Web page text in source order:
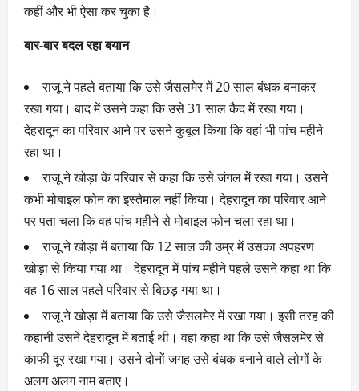
कहीं और भी ऐसा कर चुका है।
बार-बार बदल रहा बयान
राजू ने पहले बताया कि उसे जैसलमेर में 20 साल बंधक बनाकर
रखा गया। बाद में उसने कहा कि उसे 31 साल कैद में रखा गया।
देहरादून का परिवार आने पर उसने कुबूल किया कि वहां भी पांच महीने
रहा था।
राजू ने खोड़ा के परिवार से कहा कि उसे जंगल में रखा गया। उसने
कभी मोबाइल फोन का इस्तेमाल नहीं किया। देहरादून का परिवार आने
पर पता चला कि वह पांच महीने से मोबाइल फोन चला रहा था।
राजू ने खोड़ा में बताया कि 12 साल की उम्र में उसका अपहरण
खोड़ा से किया गया था। देहरादून में पांच महीने पहले उसने कहा था कि
वह 16 साल पहले परिवार से बिछड़ गया था।
राजू ने खोड़ा में बताया कि उसे जैसलमेर में रखा गया। इसी तरह की
कहानी उसने देहरादून में बताई थी। वहां कहा था कि उसे जैसलमेर से
काफी दूर रखा गया। उसने दोनों जगह उसे बंधक बनाने वाले लोगों के
अलग अलग नाम बताए।